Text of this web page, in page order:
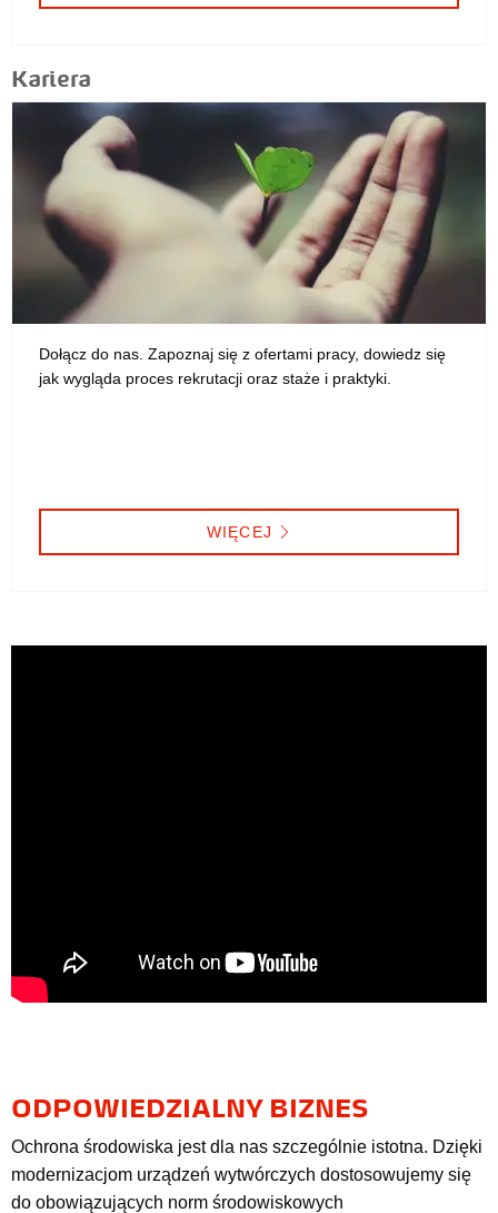
Kariera
Dołącz do nas. Zapoznaj się z ofertami pracy, dowiedz się
jak wygląda proces rekrutacji oraz staże i praktyki.
WIĘCEJ
ODPOWIEDZIALNY BIZNES
Ochrona środowiska jest dla nas szczególnie istotna. Dzięki
modernizacjom urządzeń wytwórczych dostosowujemy się
do obowiązujących norm środowiskowych